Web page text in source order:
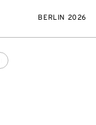
BERLIN 2026